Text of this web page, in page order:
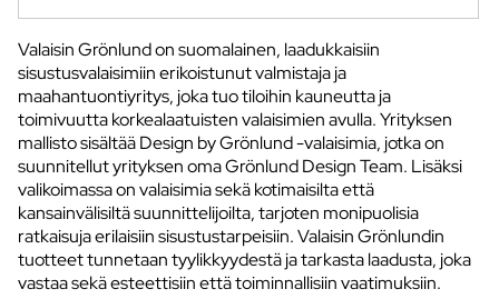
Valaisin Grönlund on suomalainen, laadukkaisiin
sisustusvalaisimiin erikoistunut valmistaja ja
maahantuontiyritys, joka tuo tiloihin kauneutta ja
toimivuutta korkealaatuisten valaisimien avulla. Yrityksen
mallisto sisältää Design by Grönlund -valaisimia, jotka on
suunnitellut yrityksen oma Grönlund Design Team. Lisäksi
valikoimassa on valaisimia sekä kotimaisilta että
kansainvälisiltä suunnittelijoilta, tarjoten monipuolisia
ratkaisuja erilaisiin sisustustarpeisiin. Valaisin Grönlundin
tuotteet tunnetaan tyylikkyydestä ja tarkasta laadusta, joka
vastaa sekä esteettisiin että toiminnallisiin vaatimuksiin.